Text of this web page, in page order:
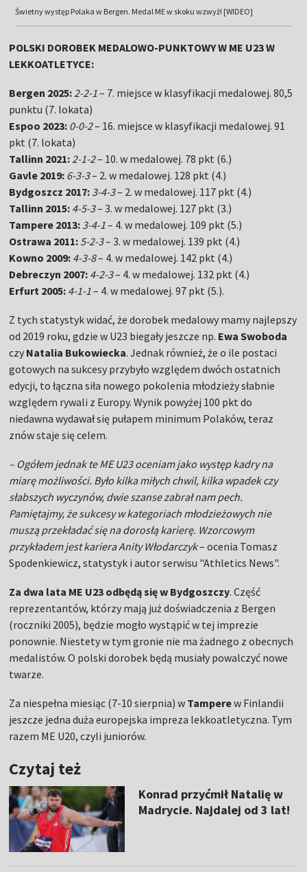
Świetny występ Polaka w Bergen. Medal ME w skoku wzwyż! [WIDEO]
POLSKI DOROBEK MEDALOWO-PUNKTOWY W ME U23 W
LEKKOATLETYCE:
Bergen 2025:2-2-1– 7. miejsce w klasyfikacji medalowej. 80,5
punktu (7. lokata)
Espoo 2023: 0-0-2– 16. miejsce w klasyfikacji medalowej. 91
pkt (7. lokata)
Tallinn 2021:2-1-2– 10. w medalowej. 78 pkt (6.)
Gavle 2019: 6-3-3– 2. w medalowej. 128 pkt (4.)
Bydgoszcz 2017: 3-4-3– 2. w medalowej. 117 pkt (4.)
Tallinn 2015: 4-5-3– 3. w medalowej. 127 pkt (3.)
Tampere 2013: 3-4-1– 4. w medalowej. 109 pkt (5.)
Ostrawa 2011: 5-2-3– 3. w medalowej. 139 pkt (4.)
Kowno 2009: 4-3-8– 4. w medalowej. 142 pkt (4.)
Debreczyn 2007: 4-2-3– 4. w medalowej. 132 pkt (4.)
Erfurt 2005: 4-1-1– 4. w medalowej. 97 pkt (5.).
Z tych statystyk widać, że dorobek medalowy mamy najlepszy
od 2019 roku, gdzie w U23 biegały jeszcze np. Ewa Swoboda
czy Natalia Bukowiecka. Jednak również, że o ile postaci
gotowych na sukcesy przybyło względem dwóch ostatnich
edycji, to łączna siła nowego pokolenia młodzieży słabnie
względem rywali z Europy. Wynik powyżej 100 pkt do
niedawna wydawał się pułapem minimum Polaków, teraz
znów staje się celem.
– Ogółem jednak te ME U23 oceniam jako występ kadry na
miarę możliwości. Było kilka miłych chwil, kilka wpadek czy
słabszych wyczynów, dwie szanse zabrał nam pech.
Pamiętajmy, że sukcesy w kategoriach młodzieżowych nie
muszą przekładać się na dorosłą karierę. Wzorcowym
przykładem jest kariera Anity Włodarczyk– ocenia Tomasz
Spodenkiewicz, statystyk i autor serwisu "Athletics News".
Za dwa lata ME U23 odbędą się w Bydgoszczy. Część
reprezentantów, którzy mają już doświadczenia z Bergen
(roczniki 2005), będzie mogło wystąpić w tej imprezie
ponownie. Niestety w tym gronie nie ma żadnego z obecnych
medalistów. O polski dorobek będą musiały powalczyć nowe
twarze.
Za niespełna miesiąc (7-10 sierpnia) w Tamperew Finlandii
jeszcze jedna duża europejska impreza lekkoatletyczna. Tym
razem ME U20, czyli juniorów.
Czytaj też
Konrad przyćmił Natalię w
Madrycie. Najdalej od 3 lat!